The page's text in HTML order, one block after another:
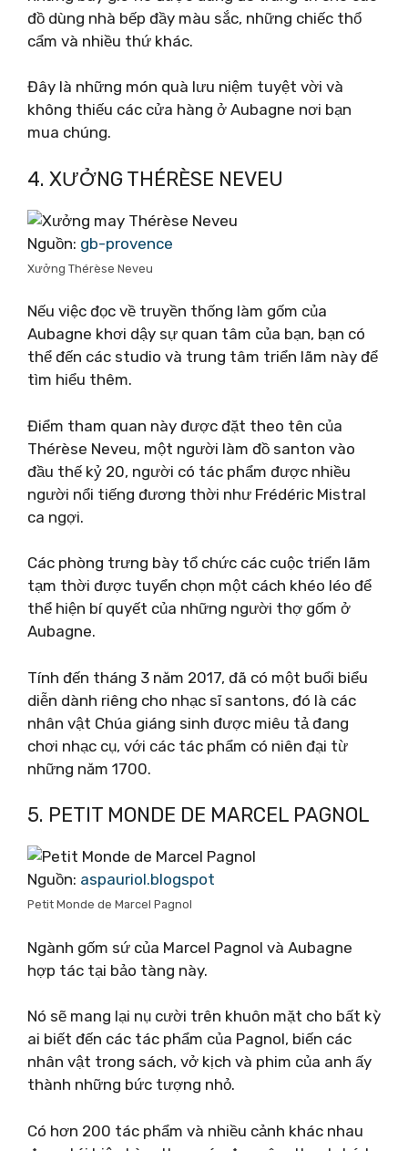
đồ dùng nhà bếp đầy màu sắc, những chiếc thổ
cẩm và nhiều thứ khác.
Đây là những món quà lưu niệm tuyệt vời và
không thiếu các cửa hàng ở Aubagne nơi bạn
mua chúng.
4. XƯỞNG THÉRÈSE NEVEU
Nguồn: gb-provence
Xưởng Thérèse Neveu
Nếu việc đọc về truyền thống làm gốm của
Aubagne khơi dậy sự quan tâm của bạn, bạn có
thể đến các studio và trung tâm triển lãm này để
tìm hiểu thêm.
Điểm tham quan này được đặt theo tên của
Thérèse Neveu, một người làm đồ santon vào
đầu thế kỷ 20, người có tác phẩm được nhiều
người nổi tiếng đương thời như Frédéric Mistral
ca ngợi.
Các phòng trưng bày tổ chức các cuộc triển lãm
tạm thời được tuyển chọn một cách khéo léo để
thể hiện bí quyết của những người thợ gốm ở
Aubagne.
Tính đến tháng 3 năm 2017, đã có một buổi biểu
diễn dành riêng cho nhạc sĩ santons, đó là các
nhân vật Chúa giáng sinh được miêu tả đang
chơi nhạc cụ, với các tác phẩm có niên đại từ
những năm 1700.
5. PETIT MONDE DE MARCEL PAGNOL
Nguồn: aspauriol.blogspot
Petit Monde de Marcel Pagnol
Ngành gốm sứ của Marcel Pagnol và Aubagne
hợp tác tại bảo tàng này.
Nó sẽ mang lại nụ cười trên khuôn mặt cho bất kỳ
ai biết đến các tác phẩm của Pagnol, biến các
nhân vật trong sách, vở kịch và phim của anh ấy
thành những bức tượng nhỏ.
Có hơn 200 tác phẩm và nhiều cảnh khác nhau